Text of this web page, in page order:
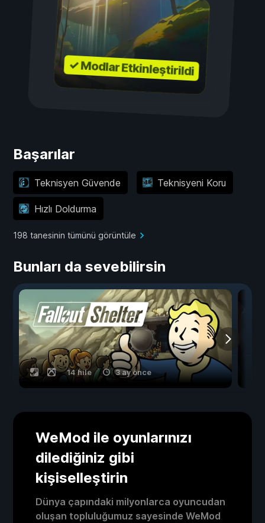
✓ Modlar Etkinleştirildi
Başarılar
Teknisyen Güvende Teknisyeni Koru
Hızlı Doldurma
198 tanesinin tümünü görüntüle
Bunları da sevebilirsin
14 hile 3 ay önce
WeMod ile oyunlarınızı
dilediğiniz gibi
kişiselleştirin
Dünya çapındaki milyonlarca oyuncudan
oluşan topluluğumuz sayesinde WeMod